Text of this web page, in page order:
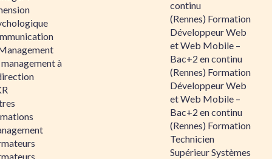
à
continu
(Rennes) Formation
Développeur Web
et Web Mobile –
Bac+2 en continu
(Rennes) Formation
Développeur Web
et Web Mobile –
Bac+2 en continu
(Rennes) Formation
Technicien
Supérieur Systèmes